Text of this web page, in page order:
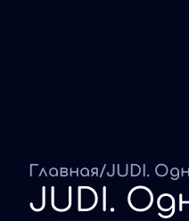
Главная/JUDI.
JUDI.